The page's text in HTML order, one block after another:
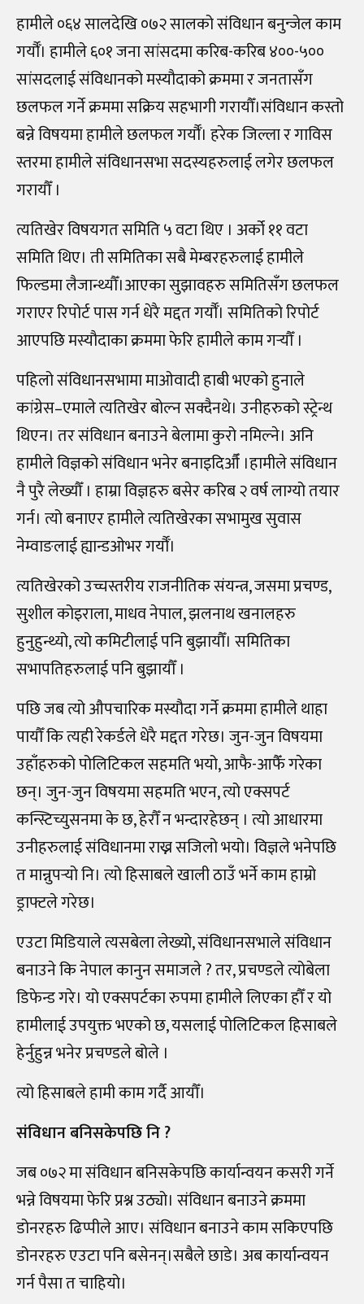
हामीले ०६४ सालदेखि ०७२ सालको संविधान बनुन्जेल काम
गर्यौँ। हामीले ६०१ जना सांसदमा करिब-करिब ४००-५००
सांसदलाई संविधानको मस्यौदाको क्रममा र जनतासँग
छलफल गर्ने क्रममा सक्रिय सहभागी गरायौँ।संविधान कस्तो
बन्ने विषयमा हामीले छलफल गर्यौँ। हरेक जिल्ला र गाविस
स्तरमा हामीले संविधानसभा सदस्यहरुलाई लगेर छलफल
गरायौँ ।
त्यतिखेर विषयगत समिति ५ वटा थिए । अर्को ११ वटा
समिति थिए। ती समितिका सबै मेम्बरहरुलाई हामीले
फिल्डमा लैजान्थ्यौँ।आएका सुझावहरु समितिसँग छलफल
गराएर रिपोर्ट पास गर्न धेरै मद्दत गर्यौँ। समितिको रिपोर्ट
आएपछि मस्यौदाका क्रममा फेरि हामीले काम गर्‍यौँ ।
पहिलो संविधानसभामा माओवादी हाबी भएको हुनाले
कांग्रेस–एमाले त्यतिखेर बोल्न सक्दैनथे। उनीहरुको स्ट्रेन्थ
थिएन। तर संविधान बनाउने बेलामा कुरो नमिल्ने। अनि
हामीले विज्ञको संविधान भनेर बनाइदिऔँ ।हामीले संविधान
नै पुरै लेख्यौँ । हाम्रा विज्ञहरु बसेर करिब २ वर्ष लाग्यो तयार
गर्न। त्यो बनाएर हामीले त्यतिखेरका सभामुख सुवास
नेम्वाङलाई ह्यान्डओभर गर्यौँ।
त्यतिखेरको उच्चस्तरीय राजनीतिक संयन्त्र, जसमा प्रचण्ड,
सुशील कोइराला, माधव नेपाल, झलनाथ खनालहरु
हुनुहुन्थ्यो, त्यो कमिटीलाई पनि बुझायौँ। समितिका
सभापतिहरुलाई पनि बुझायौँ ।
पछि जब त्यो औपचारिक मस्यौदा गर्ने क्रममा हामीले थाहा
पायौँ कि त्यही रेकर्डले धेरै मद्दत गरेछ। जुन-जुन विषयमा
उहाँहरुको पोलिटिकल सहमति भयो, आफै-आफैँ गरेका
छन्। जुन-जुन विषयमा सहमति भएन, त्यो एक्सपर्ट
कन्स्टिच्युसनमा के छ, हेरौँ न भन्दारहेछन् । त्यो आधारमा
उनीहरुलाई संविधानमा राख्न सजिलो भयो। विज्ञले भनेपछि
त मान्नुपर्‍यो नि। त्यो हिसाबले खाली ठाउँ भर्ने काम हाम्रो
ड्राफ्टले गरेछ।
एउटा मिडियाले त्यसबेला लेख्यो, संविधानसभाले संविधान
बनाउने कि नेपाल कानुन समाजले ? तर, प्रचण्डले त्योबेला
डिफेन्ड गरे। यो एक्सपर्टका रुपमा हामीले लिएका हौँ र यो
हामीलाई उपयुक्त भएको छ, यसलाई पोलिटिकल हिसाबले
हेर्नुहुन्न भनेर प्रचण्डले बोले ।
त्यो हिसाबले हामी काम गर्दै आयौँ।
संविधान बनिसकेपछि नि ?
जब ०७२ मा संविधान बनिसकेपछि कार्यान्वयन कसरी गर्ने
भन्ने विषयमा फेरि प्रश्न उठ्यो। संविधान बनाउने क्रममा
डोनरहरु ढिप्पीले आए। संविधान बनाउने काम सकिएपछि
डोनरहरु एउटा पनि बसेनन्।सबैले छाडे। अब कार्यान्वयन
गर्न पैसा त चाहियो।